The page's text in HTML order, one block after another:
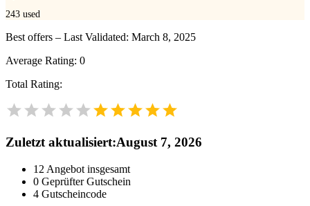
243 used
Best offers – Last Validated: March 8, 2025
Average Rating: 0
Total Rating:
Zuletzt aktualisiert:August 7, 2026
12 Angebot insgesamt
0 Geprüfter Gutschein
4 Gutscheincode